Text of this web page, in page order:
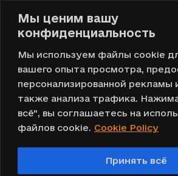
Мы ценим вашу
конфиденциальность
Мы используем файлы cookie
вашего опыта просмотра,
персонализированной рекламы
также анализа трафика.
всё", вы соглашаетесь на
файлов cookie. Cookie Policy
Принять всё
Русский
Наверх
Создание дизайна и